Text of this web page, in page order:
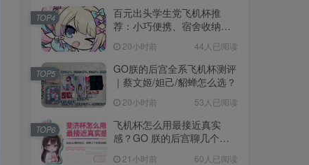
百元出头学生党飞机杯推
荐：小巧便携、宿舍收纳、
高性价比
20小时前 44人已阅读
TOP4
GO朕的后宫全系飞机杯测评
｜蔡文姬/妲己/貂蝉怎么选？
20小时前 53人已阅读
TOP5
飞机杯怎么用最接近真实
感？GO 朕的后宫聊几个易
21小时前 60人已阅读
TOP6